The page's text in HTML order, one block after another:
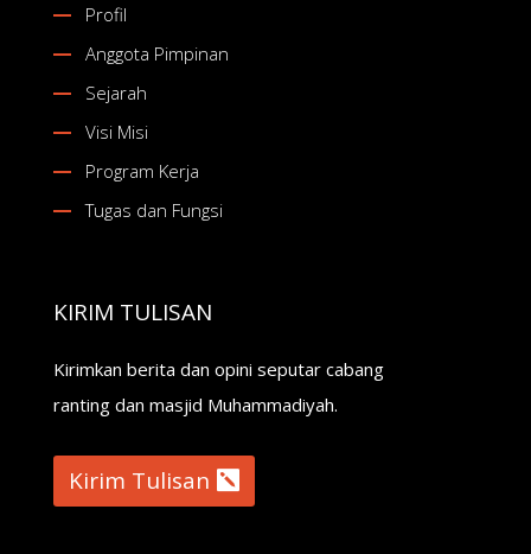
Profil
Anggota Pimpinan
Sejarah
Visi Misi
Program Kerja
Tugas dan Fungsi
KIRIM TULISAN
Kirimkan berita dan opini seputar cabang
ranting dan masjid Muhammadiyah.
Kirim Tulisan